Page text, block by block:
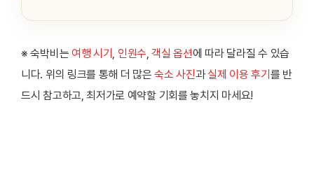
※ 숙박비는 여행 시기 , 인원수, 객실 옵션에 따라 달라질 수 있습
니다. 위의 링크를 통해 더 많은 숙소 사진과실제 이용 후기 를 반
드시 참고하고, 최저가로 예약할 기회를 놓치지 마세요!